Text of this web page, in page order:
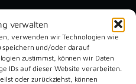
verwalten
verwenden wir Technologien wie
speichern und/oder darauf
zustimmst, können wir Daten
IDs auf dieser Website verarbeiten.
oder zurückziehst, können
Dreckburg
Air